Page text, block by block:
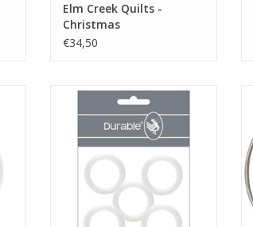
Elm Creek Quilts -
Christmas
€34,50
plastic ringetjes voor haakwerk
TOEVOEGEN AAN WINKELWAGEN